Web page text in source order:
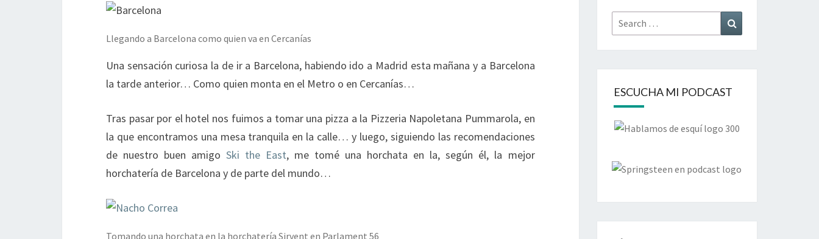
Llegando a Barcelona como quien va en Cercanías
Una sensación curiosa la de ir a Barcelona, habiendo ido a Madrid esta mañana y a Barcelona
la tarde anterior… Como quien monta en el Metro o en Cercanías…
Tras pasar por el hotel nos fuimos a tomar una pizza a la Pizzeria Napoletana Pummarola, en
la que encontramos una mesa tranquila en la calle… y luego, siguiendo las recomendaciones
de nuestro buen amigoSki the East, me tomé una horchata en la, según él, la mejor
horchatería de Barcelona y de parte del mundo…
Tomando una horchata en la horchatería Sirvent en Parlament 56
Search
for:
ESCUCHA MI PODCAST